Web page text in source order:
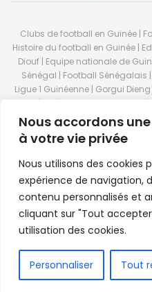
Nous accordons
à votre vie privée
Nous utilisons des cookies
expérience de navigation,
contenu personnalisés et
cliquant sur "Tout
utilisation des cookies.
Personnaliser Tout
Clubs de football en Guinée |
Histoire du football en Guinée |
Diouf | Equipe nationale de
Sénégal | Football Sénégalais
Ligue 1 Guinéenne | Gorgui
direct | But | Actualité au Guinée |
A | LSFP | Conakry | Guinée |
Guineen | Handball Guinee |
Stade du 28 septembre |
Equipe de Guinee| Equipe
Guinée | Le Senegal | Dakar
septembre | Foot Club | Sport
Sport en direct | Boxe | Sénégal
Guinee en direct | Foot en direct
direct | Vidéo | Télécharger
magazine
FR